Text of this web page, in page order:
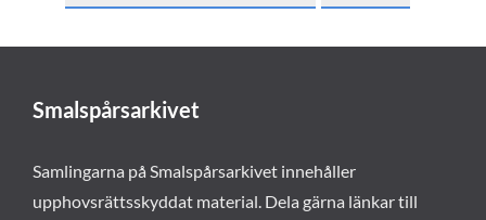
Smalspårsarkivet
Samlingarna på Smalspårsarkivet innehåller
upphovsrättsskyddat material. Dela gärna länkar till